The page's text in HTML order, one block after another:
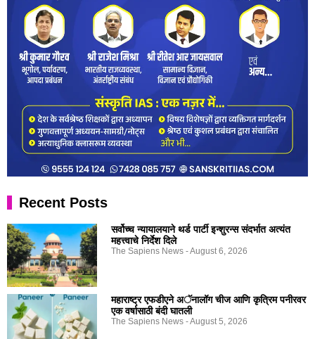
Recent Posts
सर्वोच्च न्यायालयाने थर्ड पार्टी इन्शुरन्स संदर्भात अत्यंत
महत्त्वाचे निर्देश दिले
The Sapiens News August 6, 2026
महाराष्ट्र एफडीएने अॅनालॉग चीज आणि कृत्रिम पनीरवर
एक वर्षासाठी बंदी घातली
The Sapiens News August 5, 2026